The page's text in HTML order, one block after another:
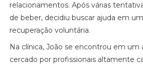
relacionamentos. Após várias
de beber, decidiu buscar ajuda em
recuperação voluntária.
Na clínica, João se encontrou em
cercado por profissionais altamente